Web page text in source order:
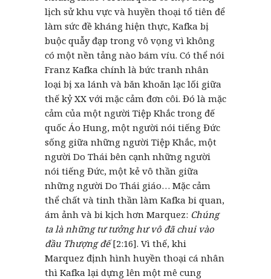
lịch sử khu vực và huyền thoại tổ tiên để
làm sức đề kháng hiện thực, Kafka bị
buộc quẫy đạp trong vô vọng vì không
có một nền tảng nào bám víu. Có thể nói
Franz Kafka chính là bức tranh nhân
loại bị xa lánh và băn khoăn lạc lối giữa
thế kỷ XX với mặc cảm đơn côi. Đó là mặc
cảm của một người Tiệp Khắc trong đế
quốc Áo Hung, một người nói tiếng Đức
sống giữa những người Tiệp Khắc, một
người Do Thái bên cạnh những người
nói tiếng Đức, một kẻ vô thần giữa
những người Do Thái giáo… Mặc cảm
thể chất và tinh thần làm Kafka bi quan,
ám ảnh và bi kịch hơn Marquez: Chúng
ta là những tư tưởng hư vô đã chui vào
đầu Thượng đế[2:16]. Vì thế, khi
Marquez định hình huyền thoại cá nhân
thì Kafka lại dựng lên một mê cung